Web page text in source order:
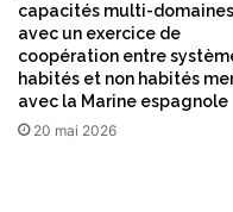
capacités multi-domaines
avec un exercice de
coopération entre
habités et non habités
avec la Marine espagnole
20 mai 2026